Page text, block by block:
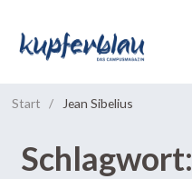
Start / Jean Sibelius
Schlagwort: